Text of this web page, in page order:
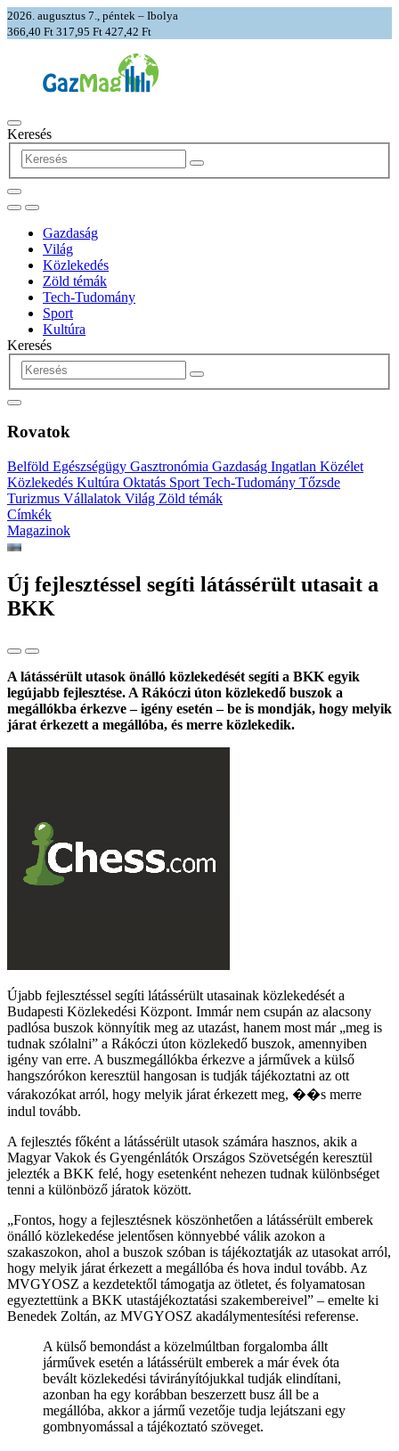
2026. augusztus 7., péntek – Ibolya
366,40 Ft 317,95 Ft 427,42 Ft
Keresés
Gazdaság
Világ
Közlekedés
Zöld témák
Tech-Tudomány
Sport
Kultúra
Keresés
Rovatok
Belföld Egészségügy Gasztronómia Gazdaság Ingatlan Közélet
Közlekedés Kultúra Oktatás Sport Tech-Tudomány Tőzsde
Turizmus Vállalatok Világ Zöld témák
Címkék
Magazinok
Új fejlesztéssel segíti látássérült utasait a
BKK
A látássérült utasok önálló közlekedését segíti a BKK egyik
legújabb fejlesztése. A Rákóczi úton közlekedő buszok a
megállókba érkezve – igény esetén – be is mondják, hogy melyik
járat érkezett a megállóba, és merre közlekedik.
Újabb fejlesztéssel segíti látássérült utasainak közlekedését a
Budapesti Közlekedési Központ. Immár nem csupán az alacsony
padlósa buszok könnyítik meg az utazást, hanem most már „meg is
tudnak szólalni” a Rákóczi úton közlekedő buszok, amennyiben
igény van erre. A buszmegállókba érkezve a járművek a külső
hangszórókon keresztül hangosan is tudják tájékoztatni az ott
várakozókat arról, hogy melyik járat érkezett meg, ��s merre
indul tovább.
A fejlesztés főként a látássérült utasok számára hasznos, akik a
Magyar Vakok és Gyengénlátók Országos Szövetségén keresztül
jelezték a BKK felé, hogy esetenként nehezen tudnak különbséget
tenni a különböző járatok között.
Fontos, hogy a fejlesztésnek köszönhetően a látássérült emberek
önálló közlekedése jelentősen könnyebbé válik azokon a
szakaszokon, ahol a buszok szóban is tájékoztatják az utasokat arról,
hogy melyik járat érkezett a megállóba és hova indul tovább. Az
MVGYOSZ a kezdetektől támogatja az ötletet, és folyamatosan
egyeztettünk a BKK utastájékoztatási szakembereivel
– emelte ki
Benedek Zoltán, az MVGYOSZ akadálymentesítési referense.
A külső bemondást a közelmúltban forgalomba állt
járművek esetén a látássérült emberek a már évek óta
bevált közlekedési távirányítójukkal tudják elindítani,
azonban ha egy korábban beszerzett busz áll be a
megállóba, akkor a jármű vezetője tudja lejátszani egy
gombnyomással a tájékoztató szöveget.